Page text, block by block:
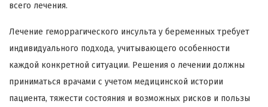
всего лечения.
Лечение геморрагического инсульта у беременных требует
индивидуального подхода, учитывающего особенности
каждой конкретной ситуации. Решения о лечении должны
приниматься врачами с учетом медицинской истории
пациента, тяжести состояния и возможных рисков и пользы